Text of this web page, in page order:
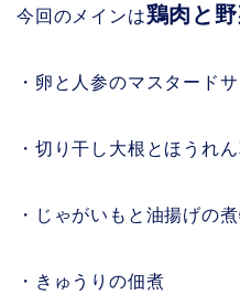
今回のメインは鶏肉と
・卵と人参のマスタード
・切り干し大根とほうれ
・じゃがいもと油揚げの
・きゅうりの佃煮